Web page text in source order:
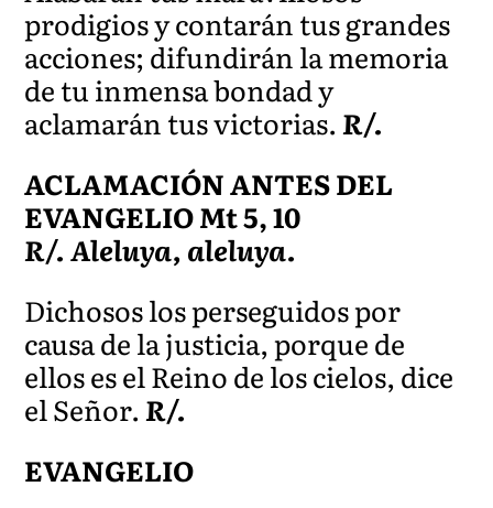
prodigios y contarán tus grandes
acciones; difundirán la memoria
de tu inmensa bondad y
aclamarán tus victorias.R/.
ACLAMACIÓN ANTES DEL
EVANGELIO Mt 5, 10
R/. Aleluya, aleluya.
Dichosos los perseguidos por
causa de la justicia, porque de
ellos es el Reino de los cielos, dice
el Señor.R/.
EVANGELIO